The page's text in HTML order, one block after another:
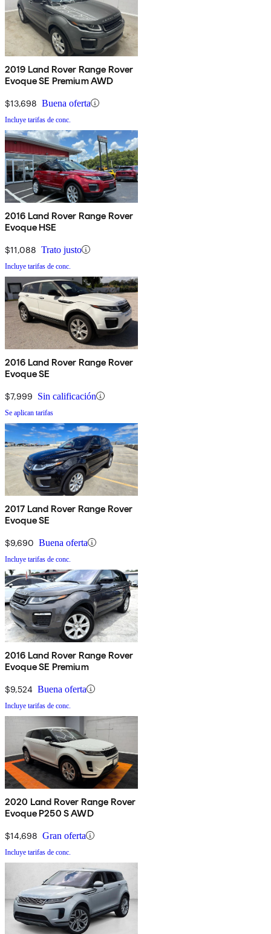
2019 Land Rover Range Rover
Evoque SE Premium AWD
$13,698 Buena oferta
Incluye tarifas de conc.
2016 Land Rover Range Rover
Evoque HSE
$11,088 Trato justo
Incluye tarifas de conc.
2016 Land Rover Range Rover
Evoque SE
$7,999 Sin calificación
Se aplican tarifas
2017 Land Rover Range Rover
Evoque SE
$9,690 Buena oferta
Incluye tarifas de conc.
2016 Land Rover Range Rover
Evoque SE Premium
$9,524 Buena oferta
Incluye tarifas de conc.
2020 Land Rover Range Rover
Evoque P250 S AWD
$14,698 Gran oferta
Incluye tarifas de conc.